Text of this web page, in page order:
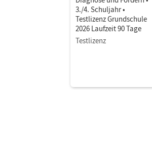
3./4. Schuljahr •
Testlizenz Grundschule
2026 Laufzeit 90 Tage
Testlizenz